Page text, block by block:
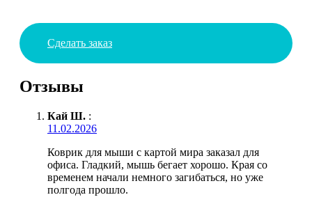
Сделать заказ
Отзывы
Кай Ш. :
11.02.2026
Коврик для мыши с картой мира заказал для
офиса. Гладкий, мышь бегает хорошо. Края со
временем начали немного загибаться, но уже
полгода прошло.